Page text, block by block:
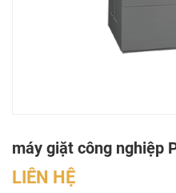
máy giặt công nghiệp
LIÊN HỆ